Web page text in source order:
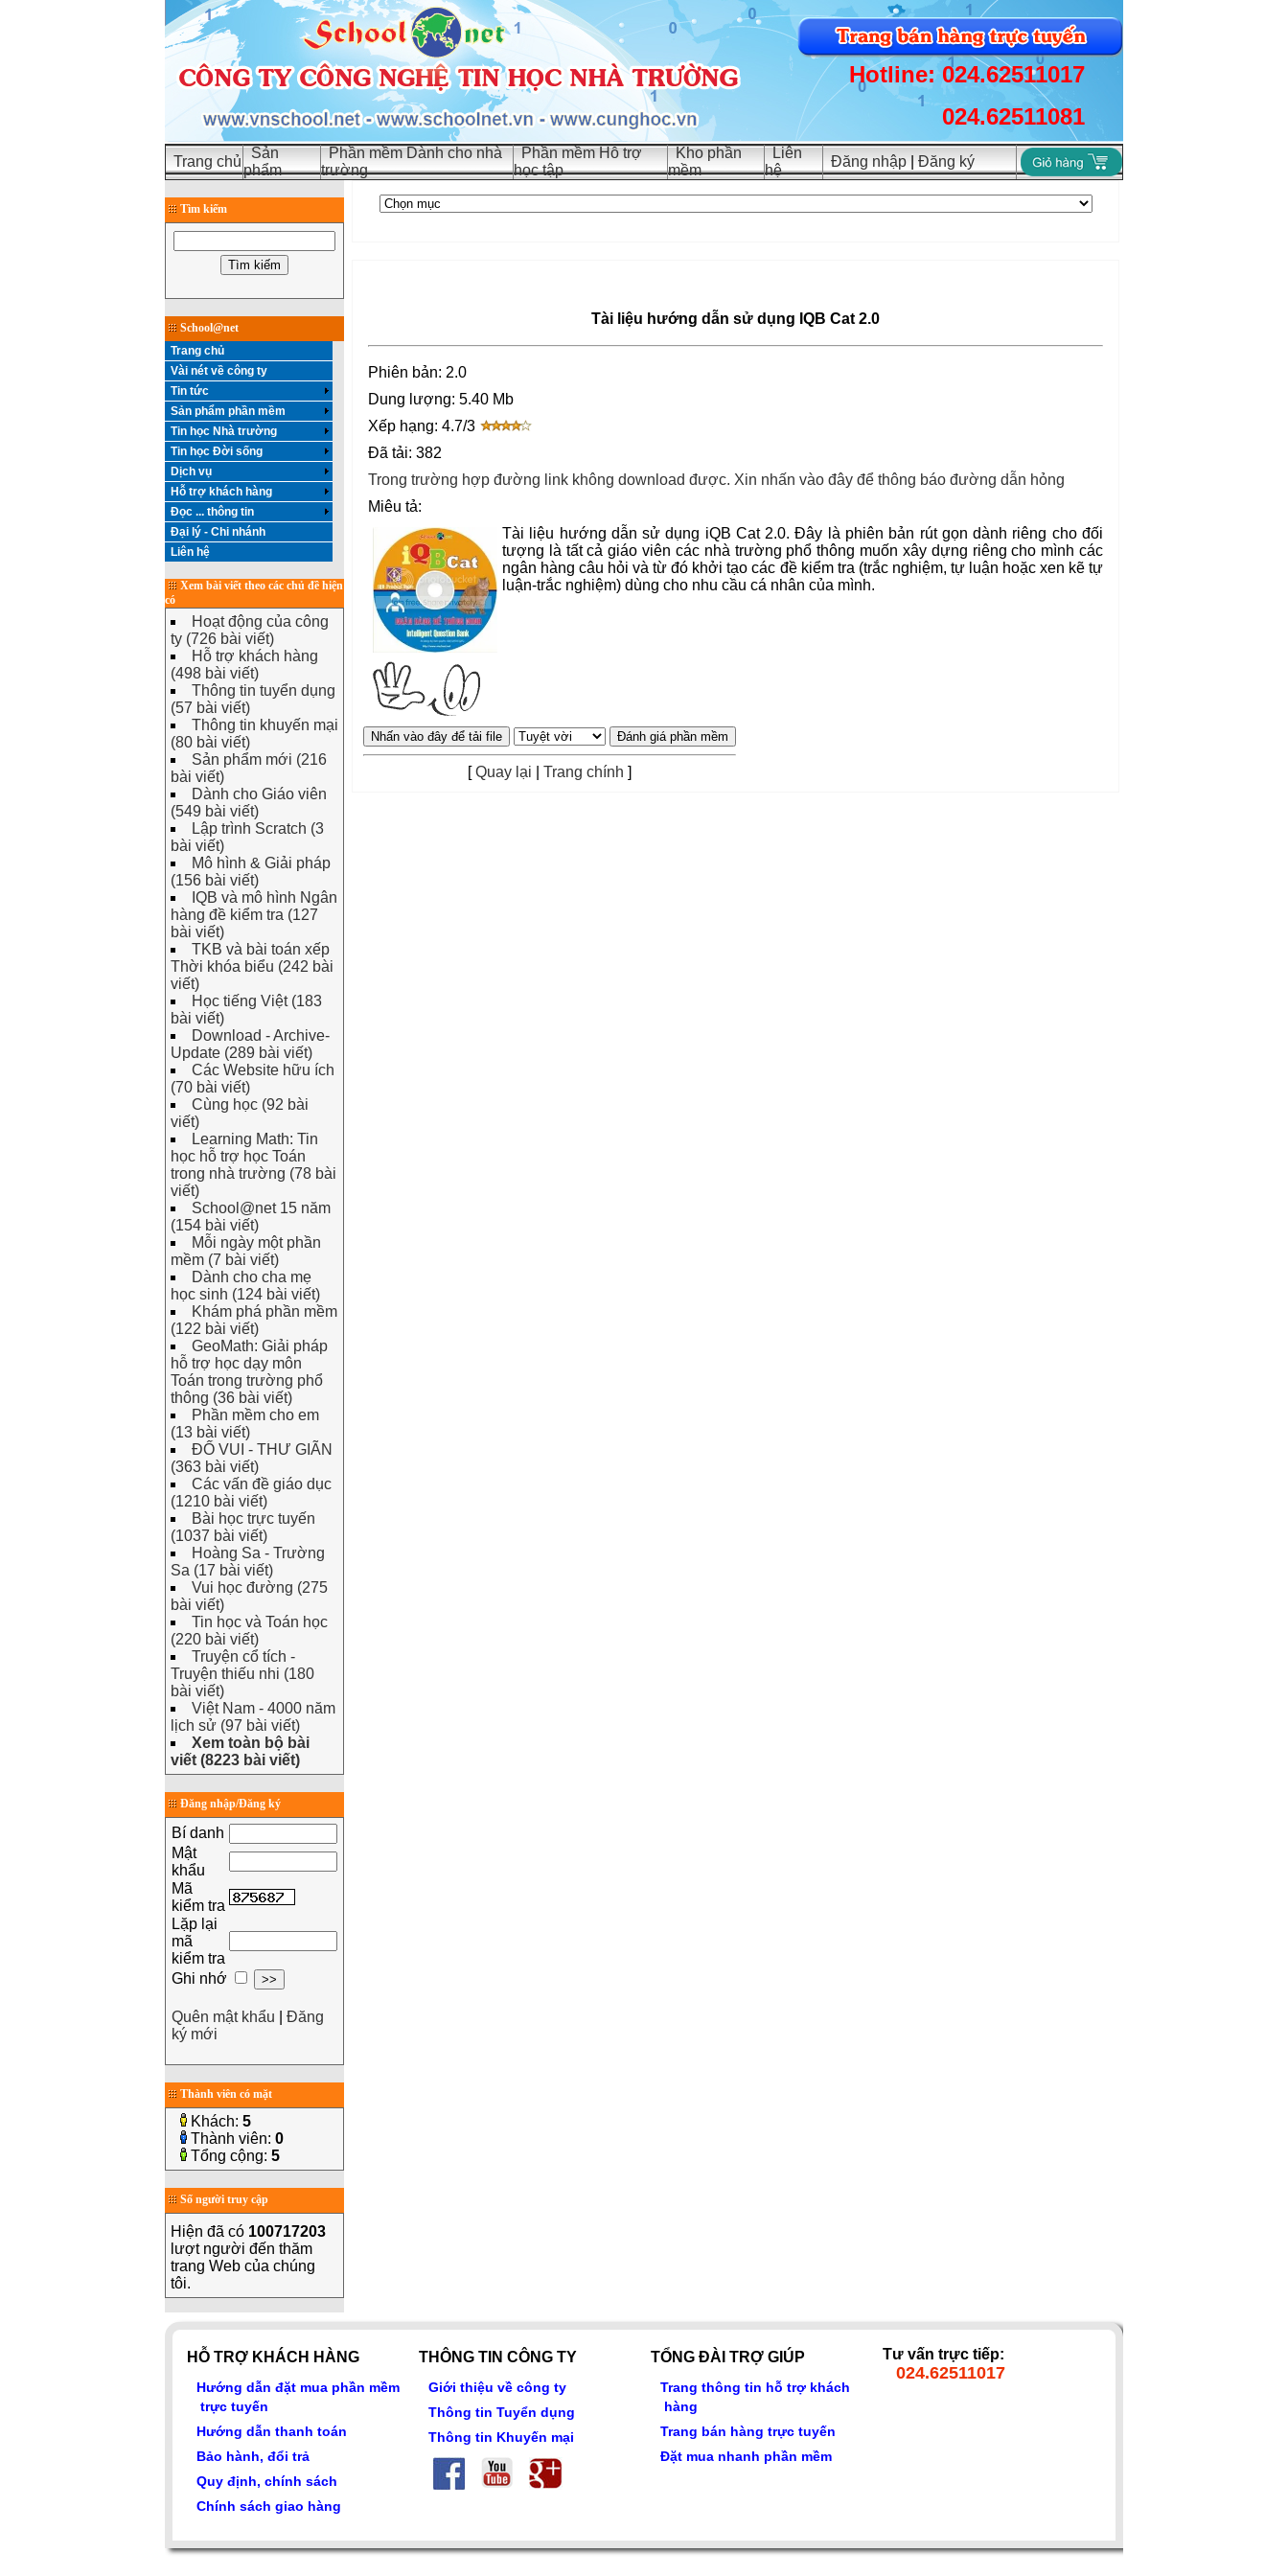
Hotline: 024.62511017
024.62511081
Trang chủ
Sản
phẩm
Phần mềm Dành cho nhà
trường
Phần mềm Hỗ trợ
học tập
Kho phần
mềm
Liên
hệ
Đăng nhập Đăng ký
Tìm kiếm
School@net
Trang chủ
Vài nét về công ty
Tin tức
Sản phẩm phần mềm
Tin học Nhà trường
Tin học Đời sống
Dịch vụ
Hỗ trợ khách hàng
Đọc ... thông tin
Đại lý - Chi nhánh
Liên hệ
Xem bài viết theo các chủ đề hiện
có
Hoạt động của công
ty (726 bài viết)
Hỗ trợ khách hàng
(498 bài viết)
Thông tin tuyển dụng
(57 bài viết)
Thông tin khuyến mại
(80 bài viết)
Sản phẩm mới (216
bài viết)
Dành cho Giáo viên
(549 bài viết)
Lập trình Scratch (3
bài viết)
Mô hình & Giải pháp
(156 bài viết)
IQB và mô hình Ngân
hàng đề kiểm tra (127
bài viết)
TKB và bài toán xếp
Thời khóa biểu (242 bài
viết)
Học tiếng Việt (183
bài viết)
Download - Archive-
Update (289 bài viết)
Các Website hữu ích
(70 bài viết)
Cùng học (92 bài
viết)
Learning Math: Tin
học hỗ trợ học Toán
trong nhà trường (78 bài
viết)
School@net 15 năm
(154 bài viết)
Mỗi ngày một phần
mềm (7 bài viết)
Dành cho cha mẹ
học sinh (124 bài viết)
Khám phá phần mềm
(122 bài viết)
GeoMath: Giải pháp
hỗ trợ học dạy môn
Toán trong trường phổ
thông (36 bài viết)
Phần mềm cho em
(13 bài viết)
ĐỐ VUI - THƯ GIÃN
(363 bài viết)
Các vấn đề giáo dục
(1210 bài viết)
Bài học trực tuyến
(1037 bài viết)
Hoàng Sa - Trường
Sa (17 bài viết)
Vui học đường (275
bài viết)
Tin học và Toán học
(220 bài viết)
Truyện cổ tích -
Truyện thiếu nhi (180
bài viết)
Việt Nam - 4000 năm
lịch sử (97 bài viết)
Xem toàn bộ bài
viết (8223 bài viết)
Đăng nhập/Đăng ký
Bí danh
Mật
khẩu
Mã
kiểm tra
Lặp lại
mã
kiểm tra
Ghi nhớ
Quên mật khẩu
Đăng
ký mới
Thành viên có mặt
Khách: 5
Thành viên: 0
Tổng cộng: 5
Số người truy cập
Hiện đã có 100717203
lượt người đến thăm
trang Web của chúng
tôi.
Tài liệu hướng dẫn sử dụng IQB Cat 2.0
Phiên bản: 2.0
Dung lượng: 5.40 Mb
Xếp hạng: 4.7/3
Đã tải: 382
Trong trường hợp đường link không download được. Xin nhấn vào đây để thông báo đường dẫn hỏng
Miêu tả:
Tài liệu hướng dẫn sử dụng iQB Cat 2.0. Đây là phiên bản rút gọn dành riêng cho đối
tượng là tất cả giáo viên các nhà trường phổ thông muốn xây dựng riêng cho mình các
ngân hàng câu hỏi và từ đó khởi tạo các đề kiểm tra (trắc nghiệm, tự luận hoặc xen kẽ tự
luận-trắc nghiệm) dùng cho nhu cầu cá nhân của mình.
[Quay lại Trang chính ]
HỖ TRỢ KHÁCH HÀNG
Hướng dẫn đặt mua phần mềm
trực tuyến
Hướng dẫn thanh toán
Bảo hành, đổi trả
Quy định, chính sách
Chính sách giao hàng
THÔNG TIN CÔNG TY
Giới thiệu về công ty
Thông tin Tuyển dụng
Thông tin Khuyến mại
TỔNG ĐÀI TRỢ GIÚP
Trang thông tin hỗ trợ khách
hàng
Trang bán hàng trực tuyến
Đặt mua nhanh phần mềm
Tư vấn trực tiếp:
024.62511017